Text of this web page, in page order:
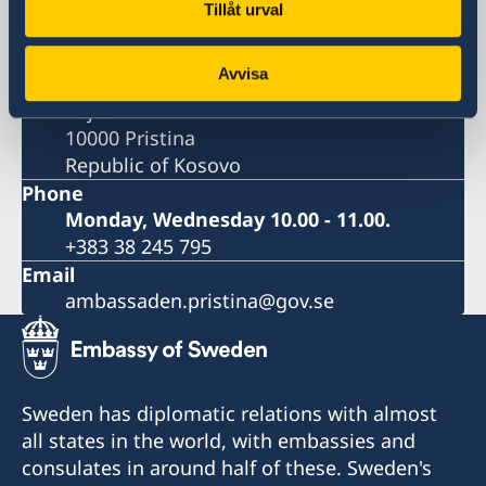
Tillåt urval
Avvisa
Postal address
Str. Perandori Justinian, No. 111
Pejton
10000 Pristina
Republic of Kosovo
Phone
Monday, Wednesday 10.00 - 11.00.
+383 38 245 795
Email
ambassaden.pristina@gov.se
Sweden has diplomatic relations with almost
all states in the world, with embassies and
consulates in around half of these. Sweden's